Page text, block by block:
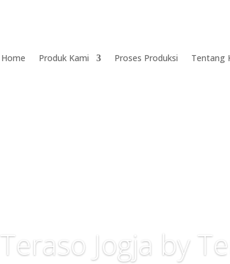
Home Produk Kami Proses Produksi Tentang
Teraso Jogja by